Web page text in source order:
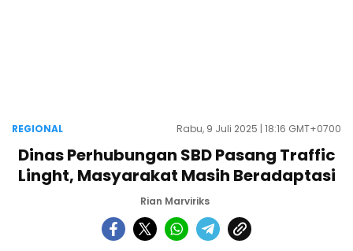
REGIONAL Rabu, 9 Juli 2025 | 18:16 GMT+0700
Dinas Perhubungan SBD Pasang Traffic
Linght, Masyarakat Masih Beradaptasi
Rian Marviriks